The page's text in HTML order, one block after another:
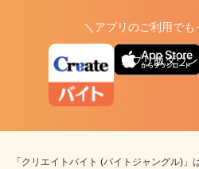
＼アプリのご利用でも
アプリ版ダウ
「クリエイトバイト (バイトジャングル)